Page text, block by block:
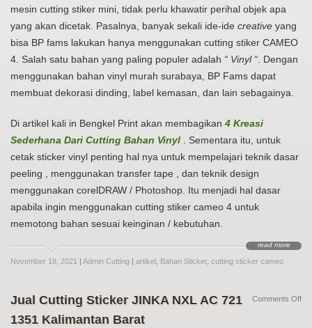
mesin cutting stiker mini, tidak perlu khawatir perihal objek apa
yang akan dicetak. Pasalnya, banyak sekali ide-ide creative yang
bisa BP fams lakukan hanya menggunakan cutting stiker CAMEO
4. Salah satu bahan yang paling populer adalah “ Vinyl “ . Dengan
menggunakan bahan vinyl murah surabaya, BP Fams dapat
membuat dekorasi dinding, label kemasan, dan lain sebagainya.
Di artikel kali in Bengkel Print akan membagikan 4 Kreasi
Sederhana Dari Cutting Bahan Vinyl
. Sementara itu, untuk
cetak sticker vinyl penting hal nya untuk mempelajari teknik dasar
peeling , menggunakan transfer tape , dan teknik design
menggunakan corelDRAW / Photoshop. Itu menjadi hal dasar
apabila ingin menggunakan cutting stiker cameo 4 untuk
memotong bahan sesuai keinginan / kebutuhan.
read more
November 18, 2021 | Admin Cutting | artikel Bahan Sticker, cutting sticker cameo
Jual Cutting Sticker JINKA NXL AC 721
1351 Kalimantan Barat
Comments Offon